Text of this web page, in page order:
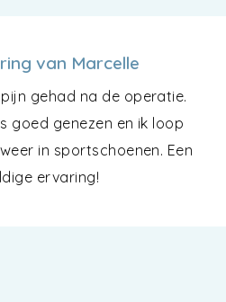
van Marcelle
pijn gehad na de operatie.
goed genezen en ik loop
in sportschoenen. Een
ervaring!